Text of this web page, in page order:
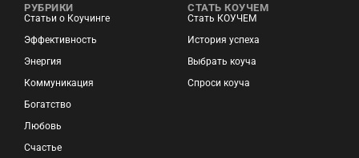
РУБРИКИ
Статьи о Коучинге
Эффективность
Энергия
Коммуникация
Богатство
Любовь
Счастье
СТАТЬ КОУЧЕМ
Стать КОУЧЕМ
История успеха
Выбрать коуча
Спроси коуча